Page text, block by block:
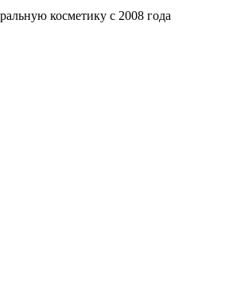
косметику с 2008 года